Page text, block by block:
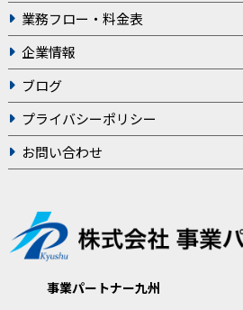
業務フロー・料金表
企業情報
ブログ
プライバシーポリシー
お問い合わせ
事業パートナー九州